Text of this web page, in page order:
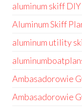
aluminum skiff
Aluminum Skiff
aluminum utility
Ambasadorowie
Ambasadorowie